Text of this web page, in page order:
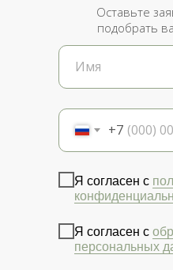
+7
Я согласен с
Я согласен с
персональных
Оставьте
подобрать